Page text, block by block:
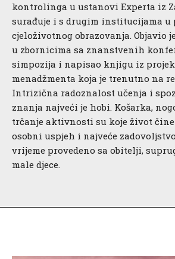
kontrolinga u ustanovi Experta iz
surađuje i s drugim institucijama u
cjeloživotnog obrazovanja. Objavio
u zbornicima sa znanstvenih
simpozija i napisao knjigu iz
menadžmenta koja je trenutno na
Intrizična radoznalost učenja i
znanja najveći je hobi. Košarka,
trčanje aktivnosti su koje život
osobni uspjeh i najveće
vrijeme provedeno sa obitelji,
male djece.